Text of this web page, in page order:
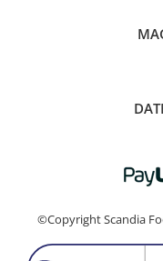
©Copyright Scandia